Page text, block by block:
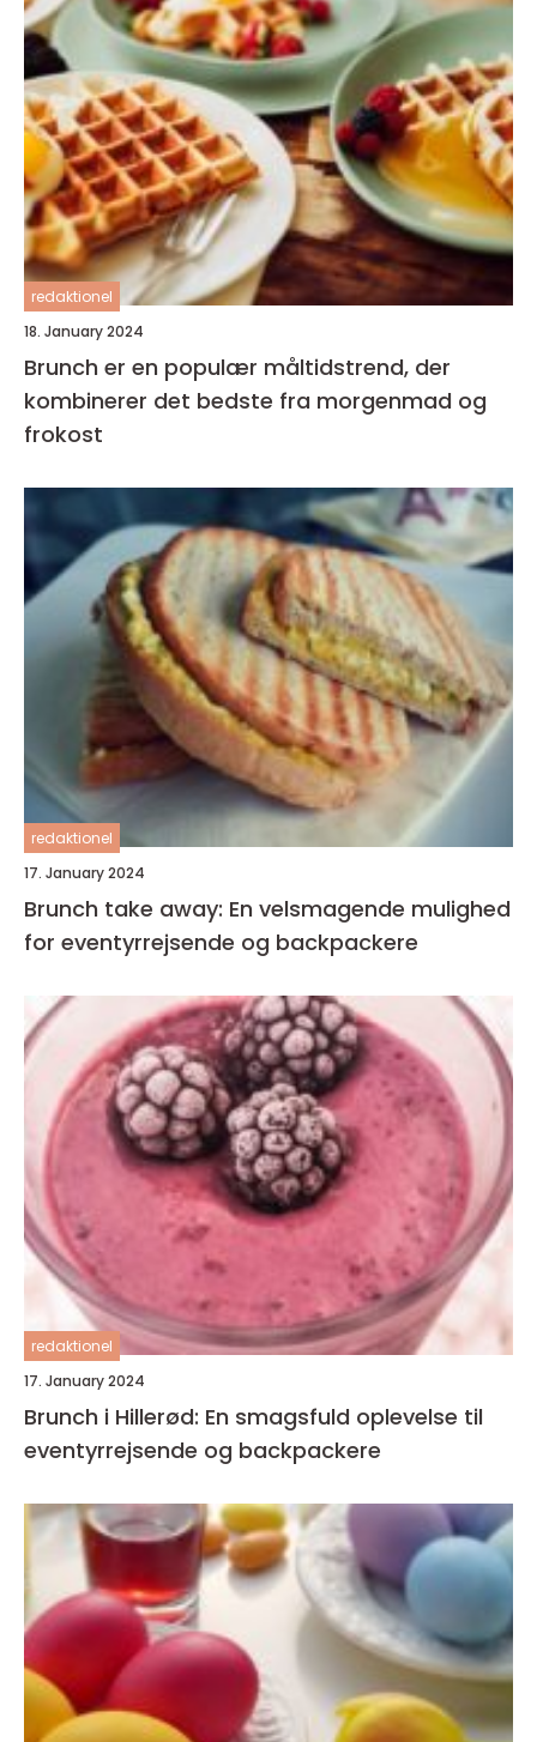
redaktionel
18. January 2024
Brunch er en populær måltidstrend, der
kombinerer det bedste fra morgenmad og
frokost
redaktionel
17. January 2024
Brunch take away: En velsmagende mulighed
for eventyrrejsende og backpackere
redaktionel
17. January 2024
Brunch i Hillerød: En smagsfuld oplevelse til
eventyrrejsende og backpackere